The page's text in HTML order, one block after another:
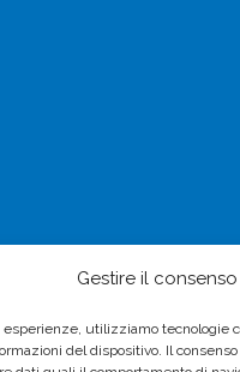
Gestire il consenso
esperienze, utilizziamo tecnologie
del dispositivo. Il